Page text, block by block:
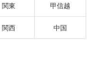
関東 甲信越
関西 中国